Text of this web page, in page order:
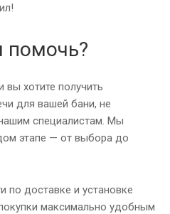
вы хотите получить
для вашей бани, не
специалистам. Мы
этапе — от выбора до
по доставке и установке
максимально удобным